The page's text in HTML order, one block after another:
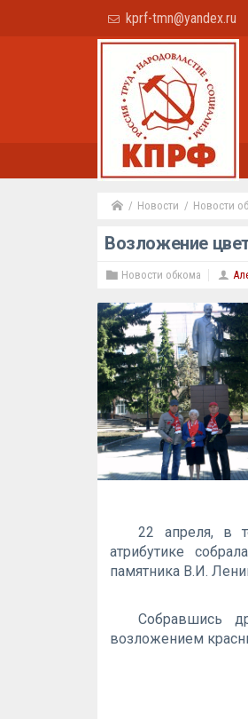
kprf-tmn@yandex.ru
Новости Новости
Возложение
Новости обкома
22 апреля, в
атрибутике
памятника В.И.
Собравшись
возложением